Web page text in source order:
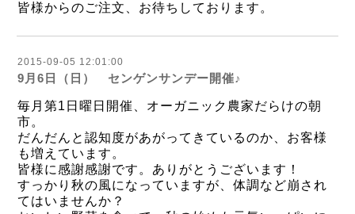
皆様からのご注文、お待ちしております。
2015-09-05 12:01:00
9月6日（日） センゲンサンデー開催♪
毎月第1日曜日開催、オーガニック農家だらけの朝
市。
だんだんと認知度があがってきているのか、お客様
も増えています。
皆様に感謝感謝です。ありがとうございます！
すっかり秋の風になっていますが、体調など崩され
てはいませんか？